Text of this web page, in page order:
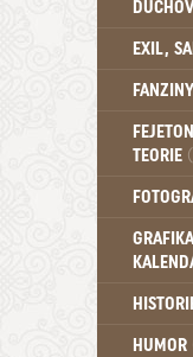
EXIL,
FANZINY
TEORIE
Citáty,
HUMOR